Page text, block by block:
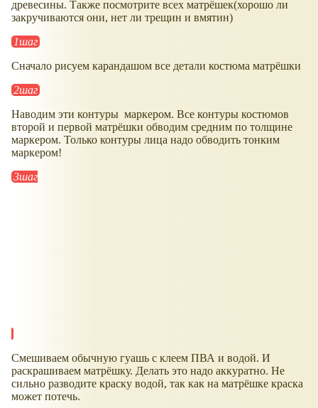
древесины. Также посмотрите всех матрёшек(хорошо ли
закручиваются они, нет ли трещин и вмятин)
1шаг
Сначало рисуем карандашом все детали костюма матрёшки
2шаг
Наводим эти контуры маркером. Все контуры костюмов
второй и первой матрёшки обводим средним по толщине
маркером. Только контуры лица надо обводить тонким
маркером!
3шаг
Смешиваем обычную гуашь с клеем ПВА и водой. И
раскрашиваем матрёшку. Делать это надо аккуратно. Не
сильно разводите краску водой, так как на матрёшке краска
может потечь.